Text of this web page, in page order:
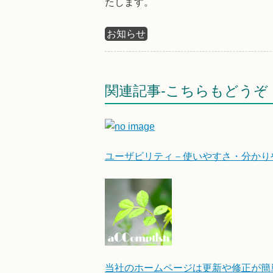
たします。
お知らせ
関連記事-こちらもどうぞ
ユーザビリティ－使いやすさ・分かり
当社のホームページは更新や修正が簡